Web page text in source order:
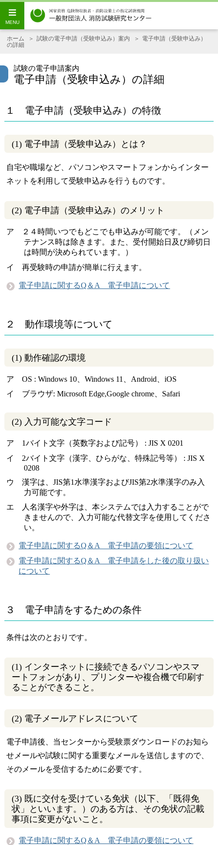
ホーム 試験の電子申請（受験申込み）案内
電子申請（受験申込み）
の詳細
試験の電子申請案内
電子申請（受験申込み）の詳細
１ 電子申請（受験申込み）の特徴
(1) 電子申請（受験申込み）とは？
自宅や職場など、パソコンやスマートフォンからインター
ネットを利用して受験申込みを行うものです。
(2) 電子申請（受験申込み）のメリット
ア ２４時間いつでもどこでも申込みが可能です。（メン
テナンス時は除きます。また、受付開始日及び締切日
は時間が決められています。）
イ 再受験時の申請が簡単に行えます。
電子申請に関するQ＆A 電子申請について
２ 動作環境等について
(1) 動作確認の環境
ア OS : Windows 10、Windows 11、Android、iOS
イ ブラウザ: Microsoft Edge,Google chrome、Safari
(2) 入力可能な文字コード
ア 1バイト文字（英数字および記号） : JIS X 0201
イ 2バイト文字（漢字、ひらがな、特殊記号等） : JIS X
0208
ウ 漢字は、JIS第1水準漢字およびJIS第2水準漢字のみ入
力可能です。
エ 人名漢字や外字は、本システムでは入力することがで
きませんので、入力可能な代替文字を使用してくださ
い。
電子申請に関するQ＆A 電子申請の要領について
電子申請に関するQ＆A 電子申請をした後の取り扱い
について
３ 電子申請をするための条件
条件は次のとおりです。
(1) インターネットに接続できるパソコンやスマ
ートフォンがあり、プリンターや複合機で印刷す
ることができること。
(2) 電子メールアドレスについて
電子申請後、当センターから受験票ダウンロードのお知ら
せメールや試験に関する重要なメールを送信しますので、
そのメールを受信するために必要です。
(3) 既に交付を受けている免状（以下、「既得免
状」といいます。）のある方は、その免状の記載
事項に変更がないこと。
電子申請に関するQ＆A 電子申請の要領について